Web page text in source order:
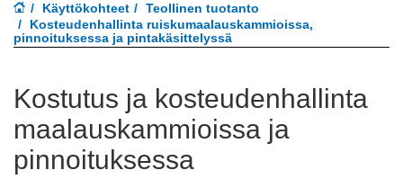
Käyttökohteet
Teollinen tuotanto
Kosteudenhallinta ruiskumaalauskammioissa,
pinnoituksessa ja pintakäsittelyssä
Kostutus ja kosteudenhallinta
maalauskammioissa ja
pinnoituksessa